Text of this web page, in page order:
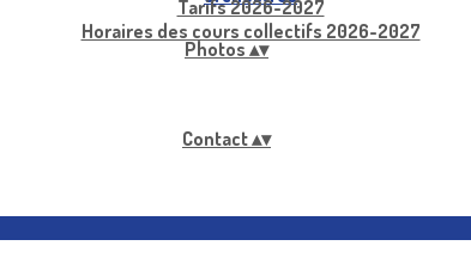
Tarifs 2026-2027
Horaires des cours collectifs 2026-2027
Photos ▴▾
Contact▴▾